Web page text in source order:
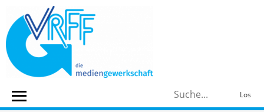
content
Los